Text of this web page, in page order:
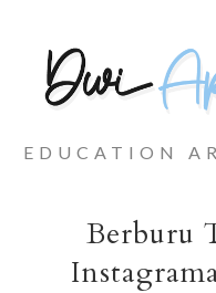
EDUCATION
Berburu